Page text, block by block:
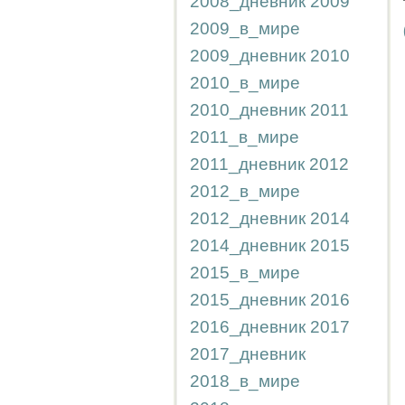
2009_в_мире
2009_дневник 2010
2010_в_мире
2010_дневник 2011
2011_в_мире
2011_дневник 2012
2012_в_мире
2012_дневник 2014
2014_дневник 2015
2015_в_мире
2015_дневник 2016
2016_дневник 2017
2017_дневник
2018_в_мире